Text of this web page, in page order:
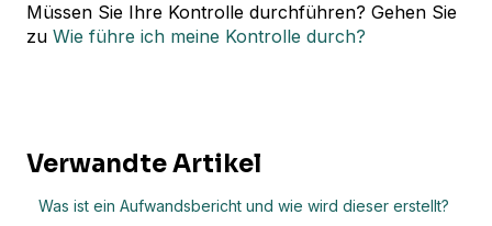
Müssen Sie Ihre Kontrolle durchführen? Gehen Sie
zu Wie führe ich meine Kontrolle durch?
Verwandte Artikel
Was ist ein Aufwandsbericht und wie wird dieser erstellt?